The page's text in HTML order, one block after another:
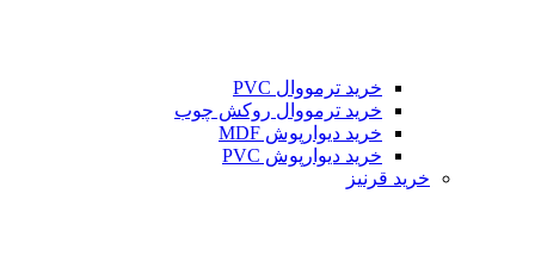
خرید ترمووال PVC
خرید ترمووال روکش چوب
خرید دیوارپوش MDF
خرید دیوارپوش PVC
خرید قرنیز